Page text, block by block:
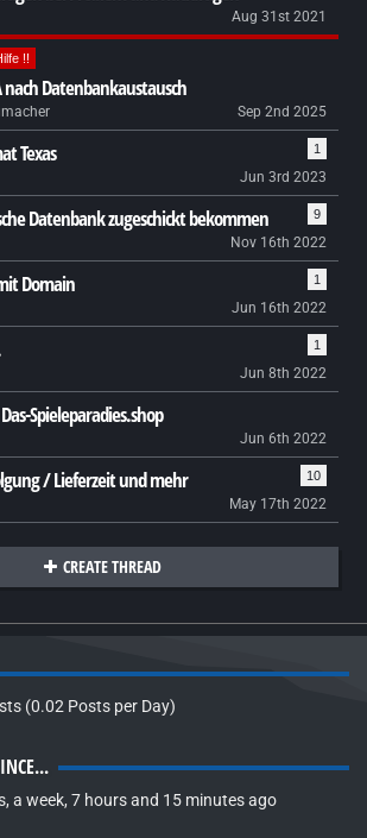
Aug 31st 2021
!!
nach Datenbankaustausch
Sep 2nd 2025
Texas 1
Jun 3rd 2023
Datenbank zugeschickt bekommen 9
Nov 16th 2022
Domain 1
Jun 16th 2022
1
Jun 8th 2022
Spieleparadies.shop
Jun 6th 2022
/ Lieferzeit und mehr 10
May 17th 2022
CREATE THREAD
(0.02 Posts per Day)
a week, 7 hours and 15 minutes ago